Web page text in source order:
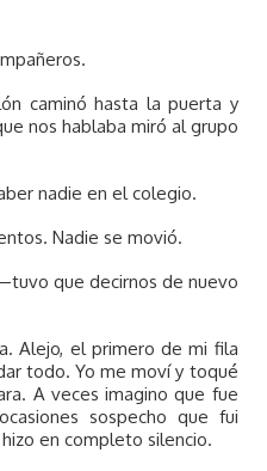
caminó hasta la puerta y
nos hablaba miró al grupo
nadie en el colegio.
Nadie se movió.
que decirnos de nuevo
Alejo, el primero de mi fila
todo. Yo me moví y toqué
A veces imagino que fue
sospecho que fui
en completo silencio.